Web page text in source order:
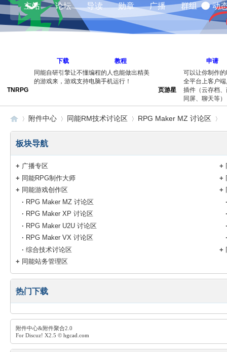
主站 论坛 导读 勋章 广播 群组 动
TNRPG
下载
教程
同能自研引擎让不懂编程的人也能做出精美
的游戏来，游戏支持电脑手机运行！
页游星
申请
可以让你制作
全平台上客户
插件（云存档
同屏、聊天等
能
附件中心 同能RM技术讨论区 RPG Maker MZ 讨论区
板块导航
+ 广播专区 +
+ 同能RPG制作大师 +
+ 同能游戏创作区 +
· RPG Maker MZ 讨论区
·
· RPG Maker XP 讨论区
·
· RPG Maker U2U 讨论区
·
· RPG Maker VX 讨论区
·
· 综合技术讨论区 +
+ 同能站务管理区
热门下载
附件中心&附件聚合2.0
For Discuz! X2.5 © hgcad.com